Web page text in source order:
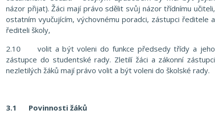
názor přijat). Žáci mají právo sdělit svůj názor třídnímu učiteli,
ostatním vyučujícím, výchovnému poradci, zástupci ředitele a
řediteli školy,
2.10 volit a být voleni do funkce předsedy třídy a jeho
zástupce do studentské rady. Zletilí žáci a zákonní zástupci
nezletilých žáků mají právo volit a být voleni do školské rady.
3.1
Povinnosti žáků